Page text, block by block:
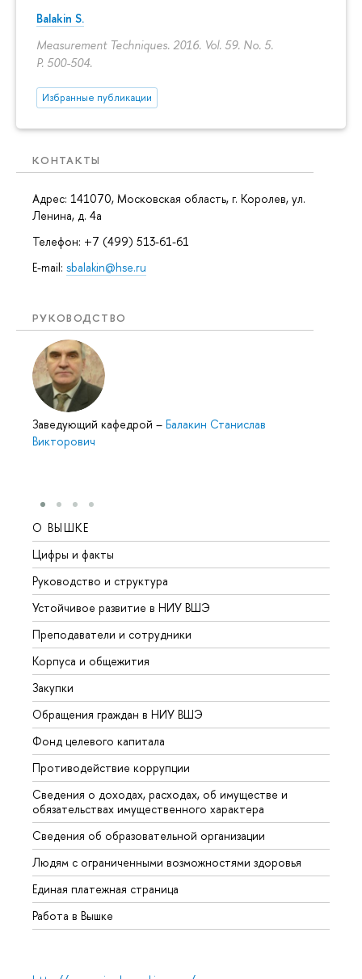
Balakin S.
Measurement Techniques. 2016. Vol. 59. No. 5.
P. 500-504.
Избранные публикации
КОНТАКТЫ
Адрес: 141070, Московская область, г. Королев, ул.
Ленина, д. 4а
Телефон: +7 (499) 513-61-61
E-mail: sbalakin@hse.ru
РУКОВОДСТВО
Заведующий кафедрой – Балакин Станислав
Викторович
О ВЫШКЕ
Цифры и факты
Руководство и структура
Устойчивое развитие в НИУ ВШЭ
Преподаватели и сотрудники
Корпуса и общежития
Закупки
Обращения граждан в НИУ ВШЭ
Фонд целевого капитала
Противодействие коррупции
Сведения о доходах, расходах, об имуществе и
обязательствах имущественного характера
Сведения об образовательной организации
Людям с ограниченными возможностями здоровья
Единая платежная страница
Работа в Вышке